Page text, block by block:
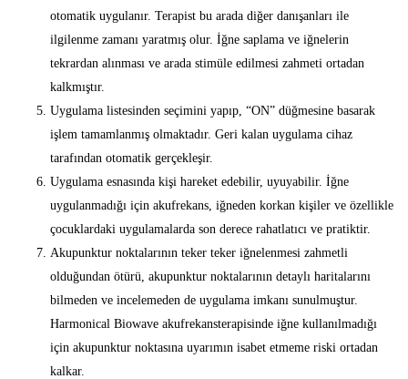
otomatik uygulanır. Terapist bu arada diğer danışanları ile
ilgilenme zamanı yaratmış olur. İğne saplama ve iğnelerin
tekrardan alınması ve arada stimüle edilmesi zahmeti ortadan
kalkmıştır.
Uygulama listesinden seçimini yapıp, “ON” düğmesine basarak
işlem tamamlanmış olmaktadır. Geri kalan uygulama cihaz
tarafından otomatik gerçekleşir.
Uygulama esnasında kişi hareket edebilir, uyuyabilir. İğne
uygulanmadığı için akufrekans, iğneden korkan kişiler ve özellikle
çocuklardaki uygulamalarda son derece rahatlatıcı ve pratiktir.
Akupunktur noktalarının teker teker iğnelenmesi zahmetli
olduğundan ötürü, akupunktur noktalarının detaylı haritalarını
bilmeden ve incelemeden de uygulama imkanı sunulmuştur.
Harmonical Biowave akufrekansterapisinde iğne kullanılmadığı
için akupunktur noktasına uyarımın isabet etmeme riski ortadan
kalkar.